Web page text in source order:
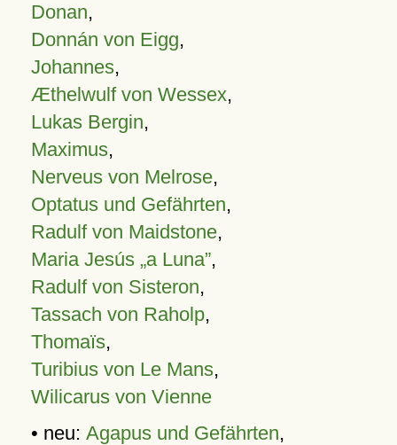
Donan,
Donnán von Eigg,
Johannes,
Æthelwulf von Wessex,
Lukas Bergin,
Maximus,
Nerveus von Melrose,
Optatus und Gefährten,
Radulf von Maidstone,
Maria Jesús „a Luna”,
Radulf von Sisteron,
Tassach von Raholp,
Thomaïs,
Turibius von Le Mans,
Wilicarus von Vienne
• neu: Agapus und Gefährten,